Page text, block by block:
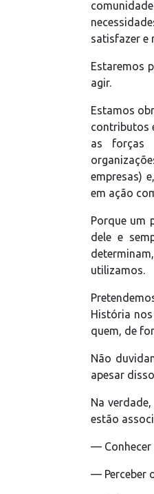
satisfazer e
Estaremos
agir.
Estamos
contributos
as forças
empresas)
em ação
Porque um
dele e
utilizamos.
História
quem, de
Não
apesar
Na
estão
— Conhecer
— Perceber